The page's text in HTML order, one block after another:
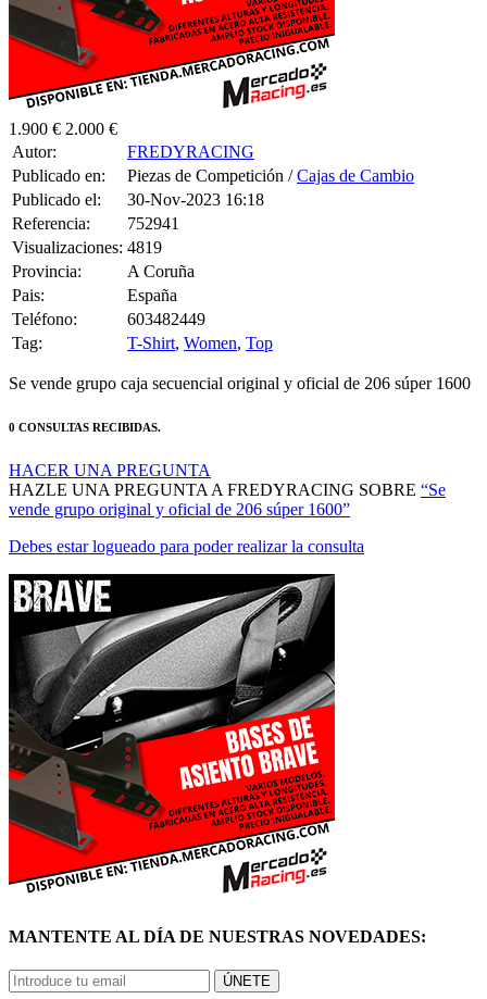
1.900 € 2.000 €
Autor:
Publicado en:
Piezas de Competición /
Publicado el:
30-Nov-2023 16:18
Referencia:
752941
Visualizaciones:
4819
Provincia:
A Coruña
Pais:
España
Teléfono:
603482449
Tag:
T-Shirt,Women
Se vende grupo caja secuencial original y oficial de 206 súper 1600
HAZLE UNA PREGUNTA A FREDYRACING SOBRE
vende grupo original y oficial de 206 súper 1600”
Debes estar logueado para poder realizar la consulta